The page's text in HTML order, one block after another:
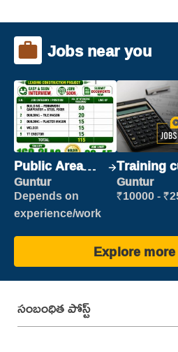
Jobs near you
Public Area
Cleaner
Guntur
Depends on
experience/work
Training
Placement
Guntur
₹10000 -
Explore
సంబంధిత పోస్ట్